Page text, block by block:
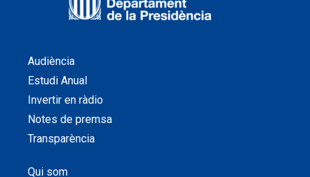
Audiència
Estudi Anual
Invertir en ràdio
Notes de premsa
Transparència
Qui som